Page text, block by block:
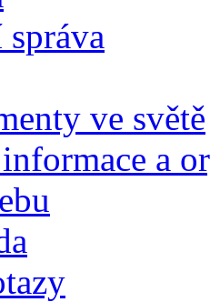
správa
ve světě
a